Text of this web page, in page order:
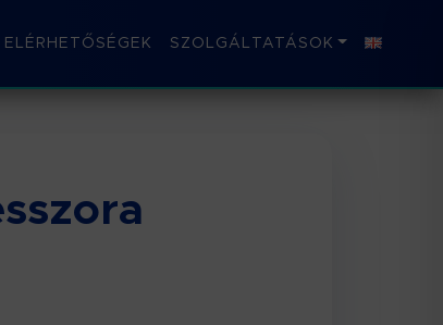
ELÉRHETŐSÉGEK SZOLGÁLTATÁSOK